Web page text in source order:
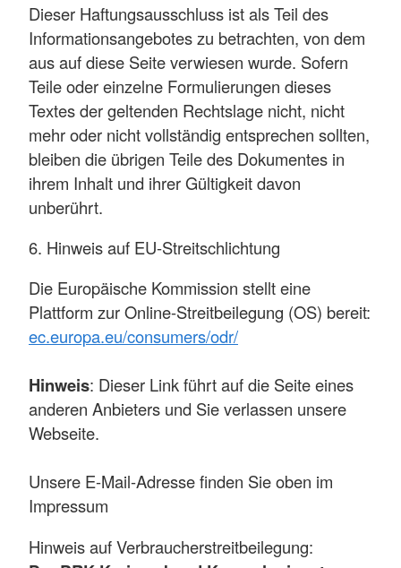
Dieser Haftungsausschluss ist als Teil des
Informationsangebotes zu betrachten, von dem
aus auf diese Seite verwiesen wurde. Sofern
Teile oder einzelne Formulierungen dieses
Textes der geltenden Rechtslage nicht, nicht
mehr oder nicht vollständig entsprechen sollten,
bleiben die übrigen Teile des Dokumentes in
ihrem Inhalt und ihrer Gültigkeit davon
unberührt.
6. Hinweis auf EU-Streitschlichtung
Die Europäische Kommission stellt eine
Plattform zur Online-Streitbeilegung (OS) bereit:
ec.europa.eu/consumers/odr/
Hinweis: Dieser Link führt auf die Seite eines
anderen Anbieters und Sie verlassen unsere
Webseite.
Unsere E-Mail-Adresse finden Sie oben im
Impressum
Hinweis auf Verbraucherstreitbeilegung: